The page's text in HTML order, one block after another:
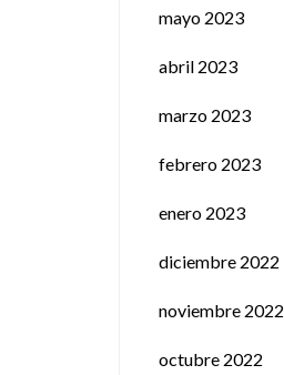
mayo 2023
abril 2023
marzo 2023
febrero 2023
enero 2023
diciembre 2022
noviembre 2022
octubre 2022